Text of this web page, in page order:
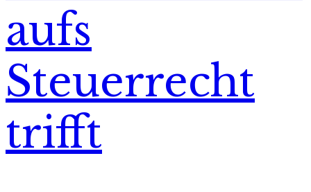
aufs
Steuerrecht
trifft